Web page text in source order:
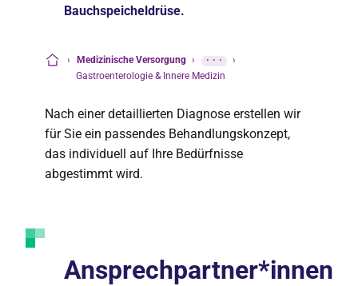
Bauchspeicheldrüse.
› Medizinische Versorgung › ···
›
Gastroenterologie & Innere Medizin
Nach einer detaillierten Diagnose erstellen wir
für Sie ein passendes Behandlungskonzept,
das individuell auf Ihre Bedürfnisse
abgestimmt wird.
Ansprechpartner*innen